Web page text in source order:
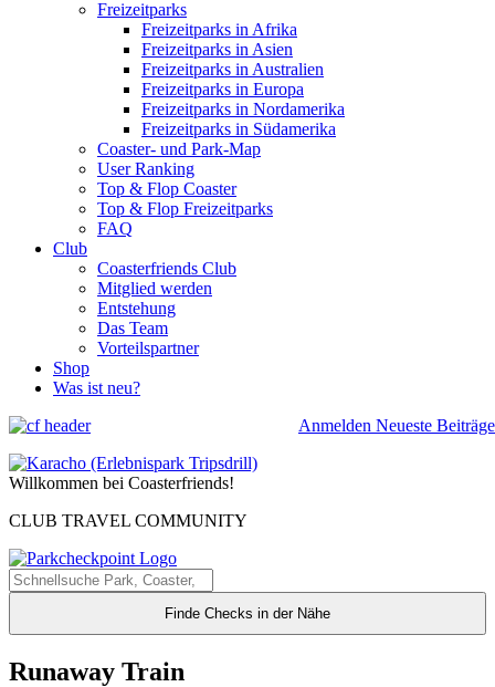
Freizeitparks
Freizeitparks in Afrika
Freizeitparks in Asien
Freizeitparks in Australien
Freizeitparks in Europa
Freizeitparks in Nordamerika
Freizeitparks in Südamerika
Coaster- und Park-Map
User Ranking
Top & Flop Coaster
Top & Flop Freizeitparks
FAQ
Club
Coasterfriends Club
Mitglied werden
Entstehung
Das Team
Vorteilspartner
Shop
Was ist neu?
Anmelden Neueste Beiträge
Willkommen bei Coasterfriends!
CLUB TRAVEL COMMUNITY
Finde Checks in der Nähe
Runaway Train